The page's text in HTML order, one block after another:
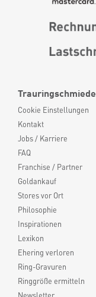
Trauringschmiede
Cookie Einstellungen
Kontakt
Jobs / Karriere
FAQ
Franchise / Partner
Goldankauf
Stores vor Ort
Philosophie
Inspirationen
Lexikon
Ehering verloren
Ring-Gravuren
Ringgröße ermitteln